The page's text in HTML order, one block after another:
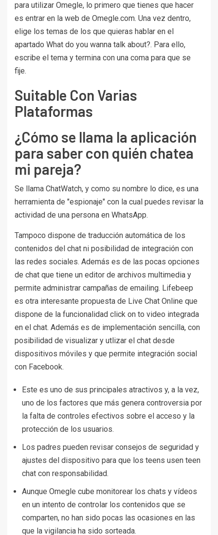
para utilizar Omegle, lo primero que tienes que hacer
es entrar en la web de Omegle.com. Una vez dentro,
elige los temas de los que quieras hablar en el
apartado What do you wanna talk about?. Para ello,
escribe el tema y termina con una coma para que se
fije.
Suitable Con Varias
Plataformas
¿Cómo se llama la aplicación
para saber con quién chatea
mi pareja?
Se llama ChatWatch, y como su nombre lo dice, es una
herramienta de "espionaje" con la cual puedes revisar la
actividad de una persona en WhatsApp.
Tampoco dispone de traducción automática de los
contenidos del chat ni posibilidad de integración con
las redes sociales. Además es de las pocas opciones
de chat que tiene un editor de archivos multimedia y
permite administrar campañas de emailing. Lifebeep
es otra interesante propuesta de Live Chat Online que
dispone de la funcionalidad click on to video integrada
en el chat. Además es de implementación sencilla, con
posibilidad de visualizar y utlizar el chat desde
dispositivos móviles y que permite integración social
con Facebook.
Este es uno de sus principales atractivos y, a la vez,
uno de los factores que más genera controversia por
la falta de controles efectivos sobre el acceso y la
protección de los usuarios.
Los padres pueden revisar consejos de seguridad y
ajustes del dispositivo para que los teens usen teen
chat con responsabilidad.
Aunque Omegle cube monitorear los chats y vídeos
en un intento de controlar los contenidos que se
comparten, no han sido pocas las ocasiones en las
que la vigilancia ha sido sorteada.